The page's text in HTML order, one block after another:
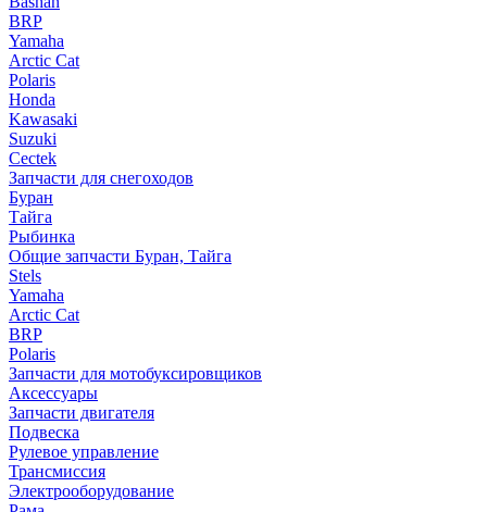
BRP
Yamaha
Arctic Cat
Polaris
Honda
Kawasaki
Suzuki
Cectek
Запчасти для снегоходов
Буран
Тайга
Рыбинка
Общие запчасти Буран, Тайга
Stels
Yamaha
Arctic Cat
BRP
Polaris
Запчасти для мотобуксировщиков
Аксессуары
Запчасти двигателя
Подвеска
Рулевое управление
Трансмиссия
Электрооборудование